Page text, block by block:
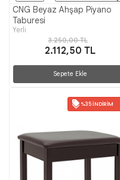
CNG Beyaz Ahşap Piyano
Taburesi
Yerli
3.250,00 TL
2.112,50 TL
Sepete Ekle
%35 İNDIRIM